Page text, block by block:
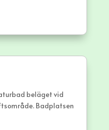
beläget vid
Badplatsen